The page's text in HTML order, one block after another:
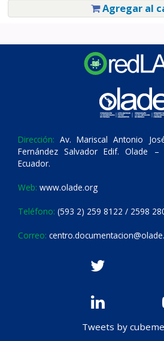
Agregar al
Dirección: Av. Mariscal Antonio
Fernández Salvador Edif. Olade
Ecuador.
Web: www.olade.org
Teléfono: (593 2) 259 8122 / 2598
Correo:
Tweets by